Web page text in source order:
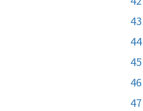
43
44
45
46
47